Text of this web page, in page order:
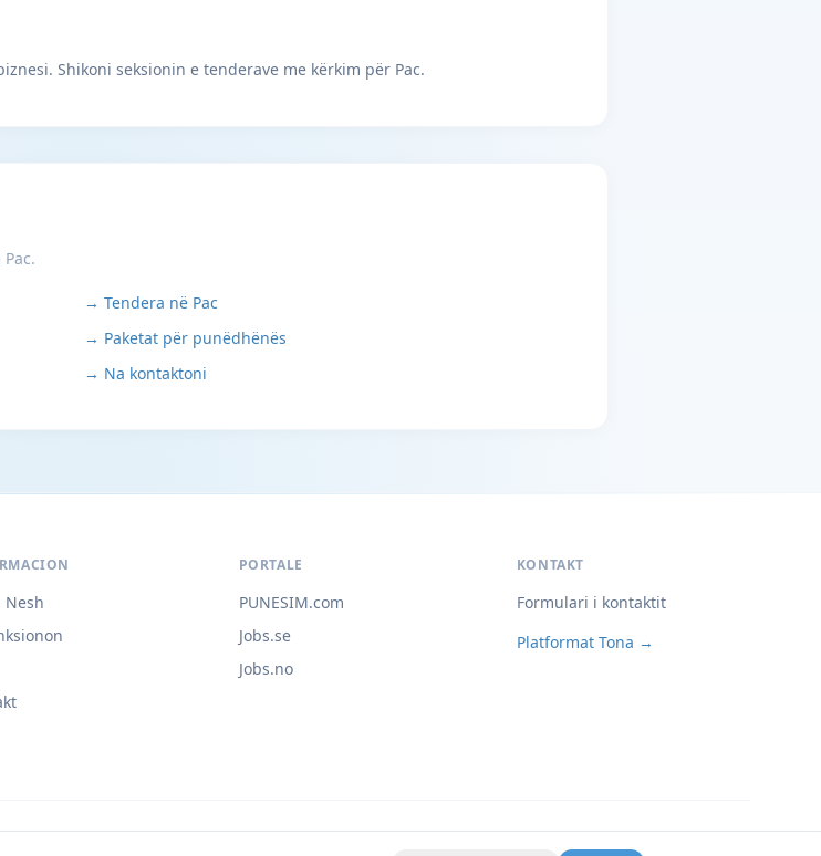
Shikoni seksionin e tenderave me kërkim për Pac.
→ Tendera në Pac
→ Paketat për punëdhënës
→ Na kontaktoni
Nesh
PORTALE
PUNESIM.com
Jobs.se
Jobs.no
KONTAKT
Formulari i kontaktit
Platformat Tona →